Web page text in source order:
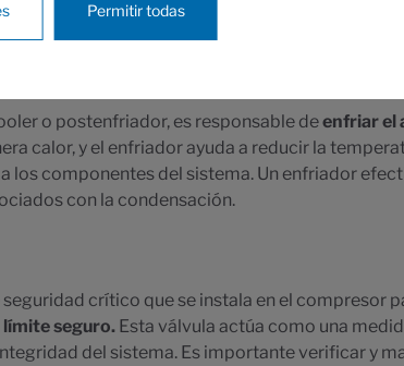
y prolongar la vida útil del compresor.
o postenfriador, es responsable deenfriar el
calor, y el enfriador ayuda a reducir la
los componentes del sistema. Un enfriador
con la condensación.
crítico que se instala en el compresor
límite seguro. Esta válvula actúa como una
del sistema. Es importante verificar y
Permitir todas